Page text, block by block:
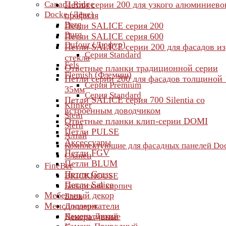
Canada Ridge
Docke (Дёке)
Berg
Burg
Dufour (Дюфур)
Серия Standard
Fels
Flemish (Флемиш)
Серия Premium
Серия Standard
Klinker
Stein
Stern
Алтай
Комплектующие для фасадных панелей
Сланец
FineBer
BRICKHOUSE
Баварский кирпич
Блок
Доломит
Камень Дикий
Петли серии 200 для узкого
профиля
Петли SALICE серия 200
Петли SALICE серия 600
Петли SALICE серии 200 для фасадов из
стекла
Ответные планки традиционной серии
Петли серии 200 для фасадов толщиной
35мм
Петли SALICE серия 700 Silentia со
встроенным доводчиком
Ответные планки клип-серии DOMI
Петли PULSE
Аксессуары
Петли FGV
Петли BLUM
Петли Grass
Петли Salice
Мебельный декор
Менсолодержатели
Декоративные